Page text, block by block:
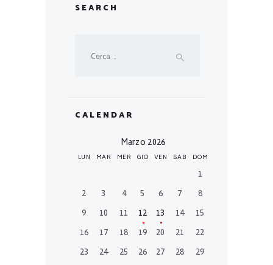
SEARCH
CALENDAR
Marzo 2026
LUN MAR MER GIO VEN SAB DOM
1
2
3 4 5 6 7
8
9
10 11 12 13 14
15
16
17 18 19 20 21
22
23
24 25 26 27 28 29